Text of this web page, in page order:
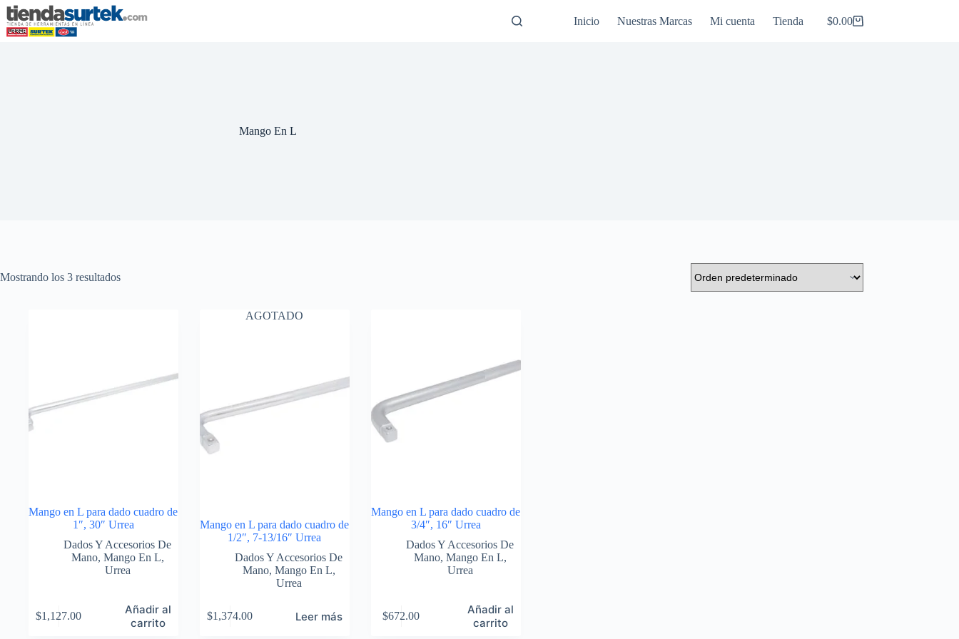
Saltar
al
contenido
Inicio Nuestras Marcas Mi cuenta Tienda
Carro
$0.00
Mango En L
Mostrando los 3 resultados
Mango en L para dado cuadro de
1″, 30″ Urrea
Dados Y Accesorios De
Mano, Mango En L,
Urrea
$1,127.00
Añadir al
carrito
AGOTADO
Mango en L para dado cuadro de
1/2″, 7-13/16″ Urrea
Dados Y Accesorios De
Mano, Mango En L,
Urrea
$1,374.00 Leer más
Mango en L para dado cuadro de
3/4″, 16″ Urrea
Dados Y Accesorios De
Mano, Mango En L,
Urrea
$672.00
Añadir al
carrito